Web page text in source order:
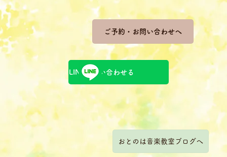
ご予約・お問い合わせへ
LINEで問い合わせる
おとのは音楽教室ブログへ